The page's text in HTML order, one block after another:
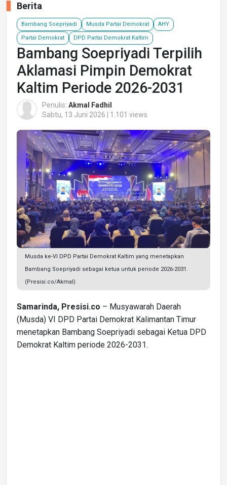
Berita
Bambang Soepriyadi Musda Partai Demokrat AHY
Partai Demokrat DPD Partai Demokrat Kaltim
Bambang Soepriyadi Terpilih
Aklamasi Pimpin Demokrat
Kaltim Periode 2026-2031
Penulis: Akmal Fadhil
Sabtu, 13 Juni 2026 | 1.101 views
Musda ke-VI DPD Partai Demokrat Kaltim yang menetapkan
Bambang Soepriyadi sebagai ketua untuk periode 2026-2031.
(Presisi.co/Akmal)
Samarinda, Presisi.co – Musyawarah Daerah
(Musda) VI DPD Partai Demokrat Kalimantan Timur
menetapkan Bambang Soepriyadi sebagai Ketua DPD
Demokrat Kaltim periode 2026-2031.